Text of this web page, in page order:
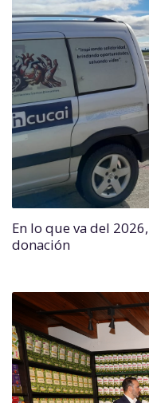
En lo que va del
donación